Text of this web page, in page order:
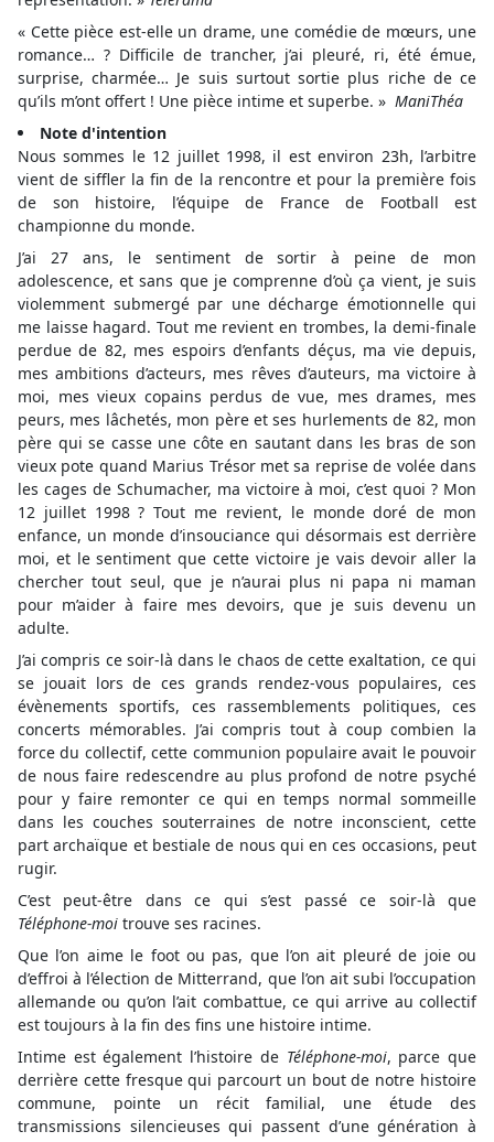
« Cette pièce est-elle un drame, une comédie de mœurs, une
romance… ? Difficile de trancher, j’ai pleuré, ri, été émue,
surprise, charmée… Je suis surtout sortie plus riche de ce
qu’ils m’ont offert ! Une pièce intime et superbe. » ManiThéa
Note d'intention
Nous sommes le 12 juillet 1998, il est environ 23h, l’arbitre
vient de siffler la fin de la rencontre et pour la première fois
de son histoire, l’équipe de France de Football est
championne du monde.
J’ai 27 ans, le sentiment de sortir à peine de mon
adolescence, et sans que je comprenne d’où ça vient, je suis
violemment submergé par une décharge émotionnelle qui
me laisse hagard. Tout me revient en trombes, la demi-finale
perdue de 82, mes espoirs d’enfants déçus, ma vie depuis,
mes ambitions d’acteurs, mes rêves d’auteurs, ma victoire à
moi, mes vieux copains perdus de vue, mes drames, mes
peurs, mes lâchetés, mon père et ses hurlements de 82, mon
père qui se casse une côte en sautant dans les bras de son
vieux pote quand Marius Trésor met sa reprise de volée dans
les cages de Schumacher, ma victoire à moi, c’est quoi ? Mon
12 juillet 1998 ? Tout me revient, le monde doré de mon
enfance, un monde d’insouciance qui désormais est derrière
moi, et le sentiment que cette victoire je vais devoir aller la
chercher tout seul, que je n’aurai plus ni papa ni maman
pour m’aider à faire mes devoirs, que je suis devenu un
adulte.
J’ai compris ce soir-là dans le chaos de cette exaltation, ce qui
se jouait lors de ces grands rendez-vous populaires, ces
évènements sportifs, ces rassemblements politiques, ces
concerts mémorables. J’ai compris tout à coup combien la
force du collectif, cette communion populaire avait le pouvoir
de nous faire redescendre au plus profond de notre psyché
pour y faire remonter ce qui en temps normal sommeille
dans les couches souterraines de notre inconscient, cette
part archaïque et bestiale de nous qui en ces occasions, peut
rugir.
C’est peut-être dans ce qui s’est passé ce soir-là que
Téléphone-moi trouve ses racines.
Que l’on aime le foot ou pas, que l’on ait pleuré de joie ou
d’effroi à l’élection de Mitterrand, que l’on ait subi l’occupation
allemande ou qu’on l’ait combattue, ce qui arrive au collectif
est toujours à la fin des fins une histoire intime.
Intime est également l’histoire de Téléphone-moi, parce que
derrière cette fresque qui parcourt un bout de notre histoire
commune, pointe un récit familial, une étude des
transmissions silencieuses qui passent d’une génération à